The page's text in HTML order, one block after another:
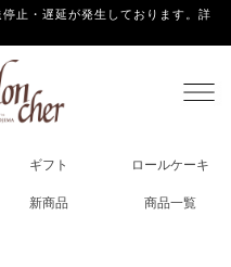
止・遅延が発生しております。詳
ギフト ロールケーキ
新商品 商品一覧